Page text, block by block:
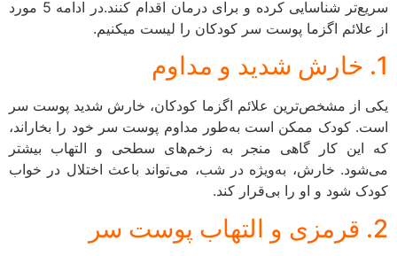
سریع‌تر شناسایی کرده و برای درمان اقدام کنند.در ادامه 5 مورد
از علائم اگزما پوست سر کودکان را لیست میکنیم.
یکی از مشخص‌ترین علائم اگزما کودکان، خارش شدید پوست سر
است. کودک ممکن است به‌طور مداوم پوست سر خود را بخاراند،
که این کار گاهی منجر به زخم‌های سطحی و التهاب بیشتر
می‌شود. خارش، به‌ویژه در شب، می‌تواند باعث اختلال در خواب
کودک شود و او را بی‌قرار کند.
2. قرمزی و التهاب پوست سر